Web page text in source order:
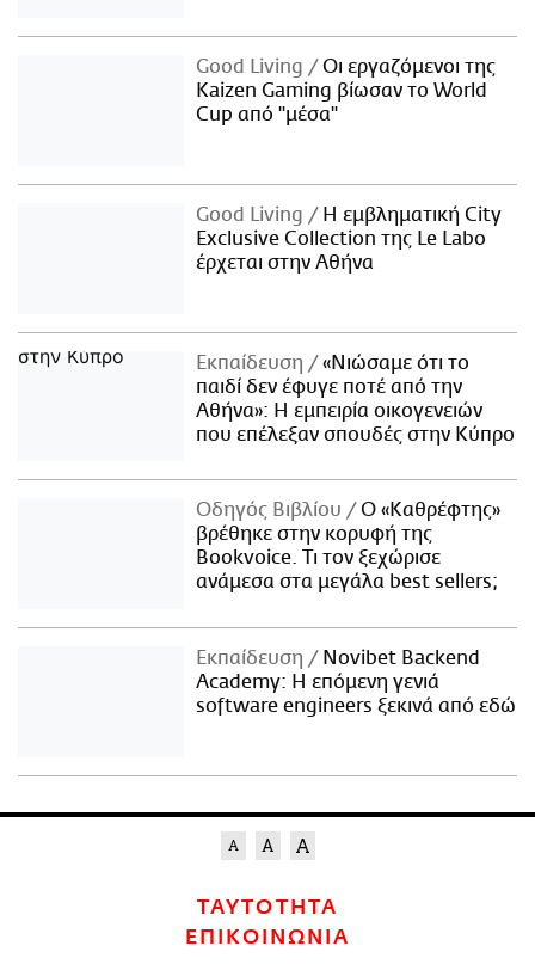
Good Living
Οι εργαζόμενοι της
Kaizen Gaming βίωσαν το World
Cup από "μέσα"
Good Living
Η εμβληματική City
Exclusive Collection της Le Labo
έρχεται στην Αθήνα
Εκπαίδευση
«Νιώσαμε ότι το
παιδί δεν έφυγε ποτέ από την
Αθήνα»: Η εμπειρία οικογενειών
που επέλεξαν σπουδές στην Κύπρο
Οδηγός Βιβλίου
Ο «Καθρέφτης»
βρέθηκε στην κορυφή της
Bookvoice. Τι τον ξεχώρισε
ανάμεσα στα μεγάλα best sellers;
Εκπαίδευση
Novibet Backend
Academy: Η επόμενη γενιά
software engineers ξεκινά από εδώ
ΤΑΥΤΟΤΗΤΑ
ΕΠΙΚΟΙΝΩΝΙΑ